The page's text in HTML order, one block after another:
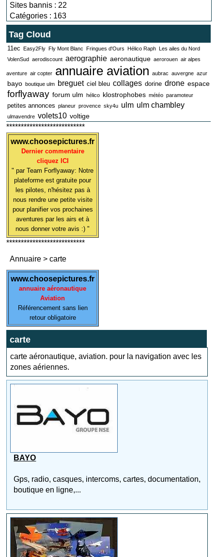
Sites bannis : 22
Catégories : 163
Tag Cloud
11ec Easy2Fly Fly Mont Blanc Fringues d'Ours Hélico Raph Les ailes du Nord
VolenSud aerodiscount aerographie aeronautique aerorouen air alpes
aventure air copter annuaire aviation aubrac auvergne azur
bayo boutique ulm breguet ciel bleu collages dorine drone espace
forflyaway forum ulm hélico klostrophobes météo paramoteur
petites annonces planeur provence sky4u ulm ulm chambley
ulmavendre volets10 voltige
***************************
www.choosepictures.fr
Dernier commentaire
cliquez ICI
" par Team Forflyaway: Notre
plateforme est gratuite pour
les pilotes, n'hésitez pas à
nous rendre une petite visite
pour planifier vos prochaines
aventures par les airs et à
nous donner votre avis :) "
***************************
Annuaire >carte
www.choosepictures.fr
annuaire aéronautique
Aviation
Référencement sans lien
retour obligatoire
carte
carte aéronautique, aviation. pour la navigation avec les
zones aériennes.
BAYO
Gps, radio, casques, intercoms, cartes, documentation,
boutique en ligne,...